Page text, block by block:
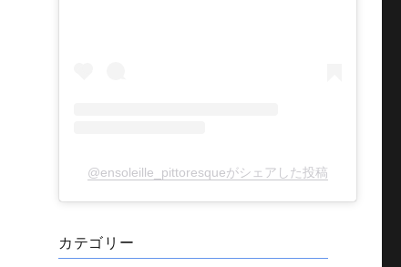
@ensoleille_pittoresqueがシェアした投稿
カテゴリー